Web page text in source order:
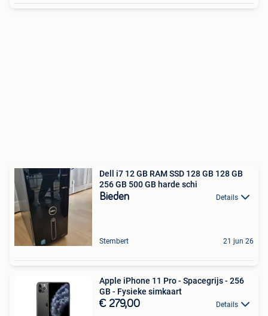
Dell i7 12 GB RAM SSD 128 GB 128 GB
256 GB 500 GB harde schi
Bieden Details
Stembert 21 jun 26
Apple iPhone 11 Pro - Spacegrijs - 256
GB - Fysieke simkaart
€ 279,00 Details